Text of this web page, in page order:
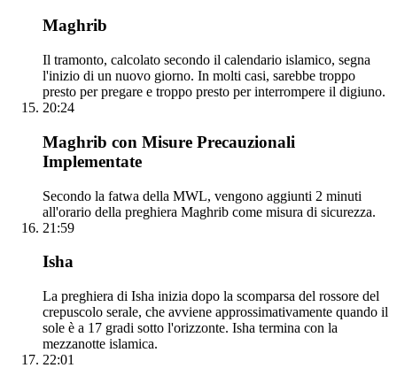
Maghrib
Il tramonto, calcolato secondo il calendario islamico, segna
l'inizio di un nuovo giorno. In molti casi, sarebbe troppo
presto per pregare e troppo presto per interrompere il digiuno.
20:24
Maghrib con Misure Precauzionali
Implementate
Secondo la fatwa della MWL, vengono aggiunti 2 minuti
all'orario della preghiera Maghrib come misura di sicurezza.
21:59
Isha
La preghiera di Isha inizia dopo la scomparsa del rossore del
crepuscolo serale, che avviene approssimativamente quando il
sole è a 17 gradi sotto l'orizzonte. Isha termina con la
mezzanotte islamica.
22:01